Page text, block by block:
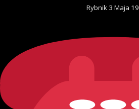
Rybnik 3 Maja 19